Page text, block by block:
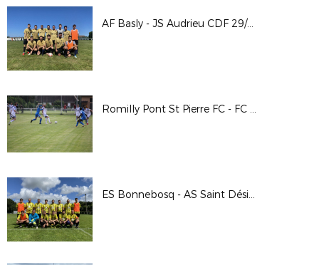
AF Basly - JS Audrieu CDF 29/08/2021
Romilly Pont St Pierre FC - FC Dieppe
ES Bonnebosq - AS Saint Désir 22/08/2021 CDF